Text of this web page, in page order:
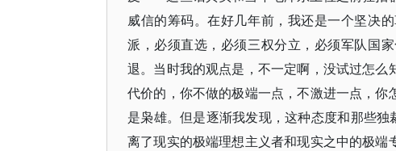
威信的筹码。在好几年前，我还是一个坚决
派，必须直选，必须三权分立，必须军队国
退。当时我的观点是，不一定啊，没试过怎
代价的，你不做的极端一点，不激进一点，
是枭雄。但是逐渐我发现，这种态度和那些
离了现实的极端理想主义者和现实之中的极